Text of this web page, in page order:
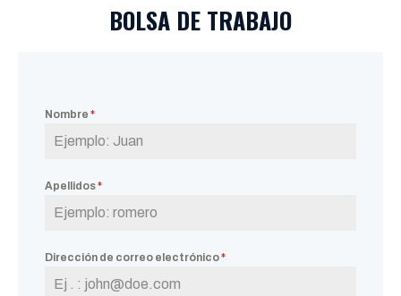
BOLSA DE TRABAJO
Nombre *
Apellidos*
Dirección de correo electrónico*